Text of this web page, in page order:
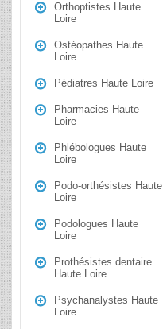
Orthoptistes Haute
Loire
Ostéopathes Haute
Loire
Pédiatres Haute Loire
Pharmacies Haute
Loire
Phlébologues Haute
Loire
Podo-orthésistes Haute
Loire
Podologues Haute
Loire
Prothésistes dentaire
Haute Loire
Psychanalystes Haute
Loire